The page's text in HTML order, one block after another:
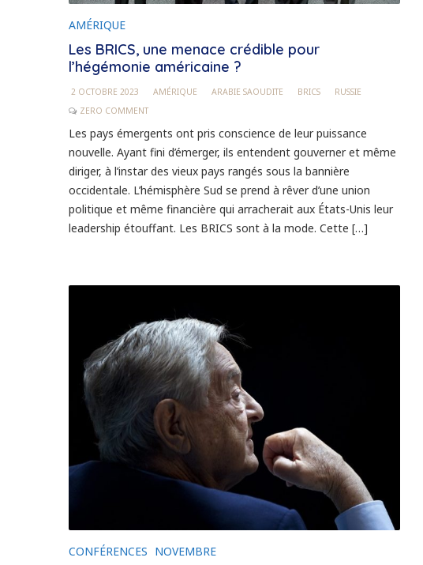
AMÉRIQUE
Les BRICS, une menace crédible pour
l’hégémonie américaine ?
2 OCTOBRE 2023 AMÉRIQUE ARABIE SAOUDITE BRICS
RUSSIE
ZERO COMMENT
Les pays émergents ont pris conscience de leur puissance
nouvelle. Ayant fini d’émerger, ils entendent gouverner et même
diriger, à l’instar des vieux pays rangés sous la bannière
occidentale. L’hémisphère Sud se prend à rêver d’une union
politique et même financière qui arracherait aux États-Unis leur
leadership étouffant. Les BRICS sont à la mode. Cette […]
CONFÉRENCES NOVEMBRE